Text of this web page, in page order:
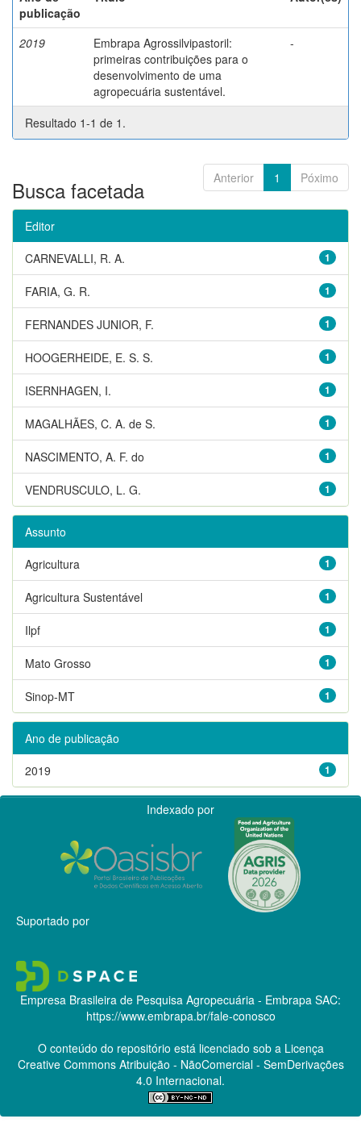
publicação
2019
Embrapa Agrossilvipastoril:
primeiras contribuições para o
desenvolvimento de uma
agropecuária sustentável.
-
Resultado 1-1 de 1.
Anterior 1 Póximo
Busca facetada
Editor
1
CARNEVALLI, R. A.
1
FARIA, G. R.
1
FERNANDES JUNIOR, F.
1
HOOGERHEIDE, E. S. S.
1
ISERNHAGEN, I.
1
MAGALHÃES, C. A. de S.
1
NASCIMENTO, A. F. do
1
VENDRUSCULO, L. G.
Assunto
1
Agricultura
1
Agricultura Sustentável
1
Ilpf
1
Mato Grosso
1
Sinop-MT
Ano de publicação
1
2019
Indexado por
Suportado por
Empresa Brasileira de Pesquisa Agropecuária - Embrapa SAC:
https://www.embrapa.br/fale-conosco
O conteúdo do repositório está licenciado sob a Licença
Creative CommonsAtribuição - NãoComercial - SemDerivações
4.0 Internacional.